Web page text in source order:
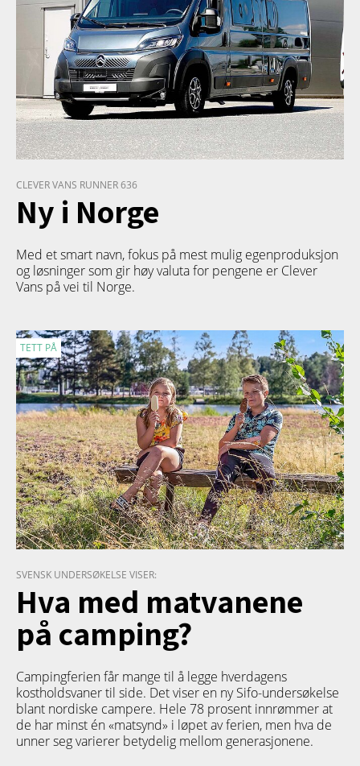
CLEVER VANS RUNNER 636
Ny i Norge
Med et smart navn, fokus på mest mulig egenproduksjon
og løsninger som gir høy valuta for pengene er Clever
Vans på vei til Norge.
TETT PÅ
SVENSK UNDERSØKELSE VISER:
Hva med matvanene
på camping?
Campingferien får mange til å legge hverdagens
kostholdsvaner til side. Det viser en ny Sifo-undersøkelse
blant nordiske campere. Hele 78 prosent innrømmer at
de har minst én «matsynd» i løpet av ferien, men hva de
unner seg varierer betydelig mellom generasjonene.